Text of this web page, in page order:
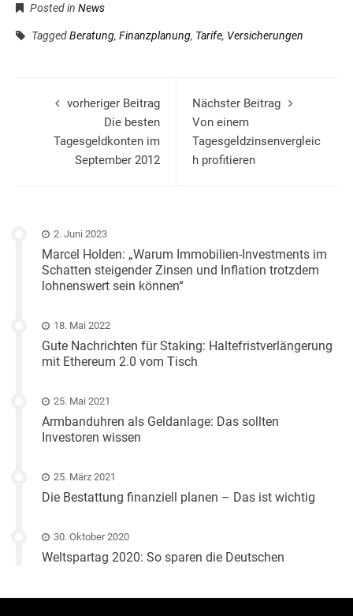
Posted in News
TaggedBeratung, Finanzplanung, Tarife, Versicherungen
vorheriger Beitrag
Die besten
Tagesgeldkonten im
September 2012
Nächster Beitrag
Von einem
Tagesgeldzinsenvergleic
h profitieren
2. Juni 2023
Marcel Holden: „Warum Immobilien-Investments im
Schatten steigender Zinsen und Inflation trotzdem
lohnenswert sein können“
18. Mai 2022
Gute Nachrichten für Staking: Haltefristverlängerung
mit Ethereum 2.0 vom Tisch
25. Mai 2021
Armbanduhren als Geldanlage: Das sollten
Investoren wissen
25. März 2021
Die Bestattung finanziell planen – Das ist wichtig
30. Oktober 2020
Weltspartag 2020: So sparen die Deutschen